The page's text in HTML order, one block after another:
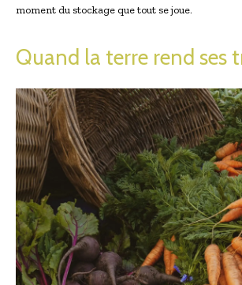
moment du stockage que tout se joue.
Quand la terre rend ses